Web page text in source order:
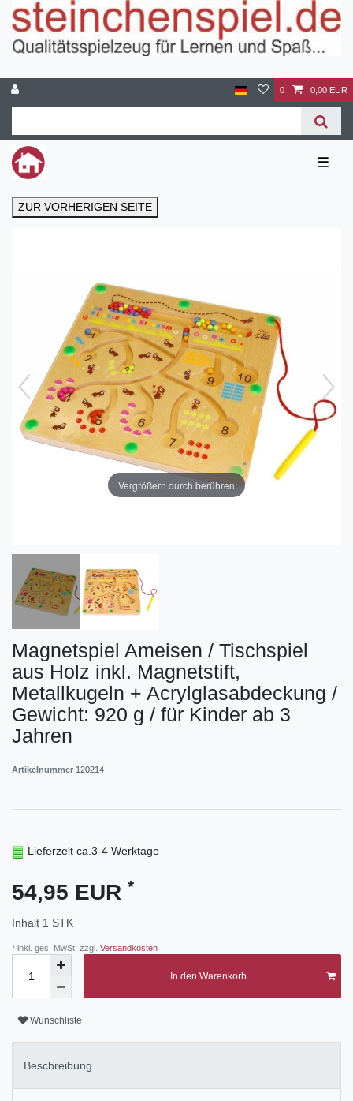
0 0,00 EUR
☰
ZUR VORHERIGEN SEITE
Vergrößern durch berühren
Magnetspiel Ameisen / Tischspiel
aus Holz inkl. Magnetstift,
Metallkugeln + Acrylglasabdeckung /
Gewicht: 920 g / für Kinder ab 3
Jahren
Artikelnummer 120214
Lieferzeit ca.3-4 Werktage
54,95 EUR *
Inhalt 1 STK
* inkl. ges. MwSt. zzgl. Versandkosten
In den Warenkorb
Wunschliste
Beschreibung